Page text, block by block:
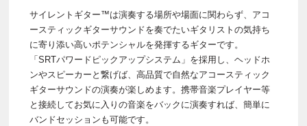
サイレントギター™は演奏する場所や場面に関わらず、アコ
ースティックギターサウンドを奏でたいギタリストの気持ち
に寄り添い高いポテンシャルを発揮するギターです。
「SRTパワードピックアップシステム」を採用し、ヘッドホ
ンやスピーカーと繋げば、高品質で自然なアコースティック
ギターサウンドの演奏が楽しめます。携帯音楽プレイヤー等
と接続してお気に入りの音楽をバックに演奏すれば、簡単に
バンドセッションも可能です。